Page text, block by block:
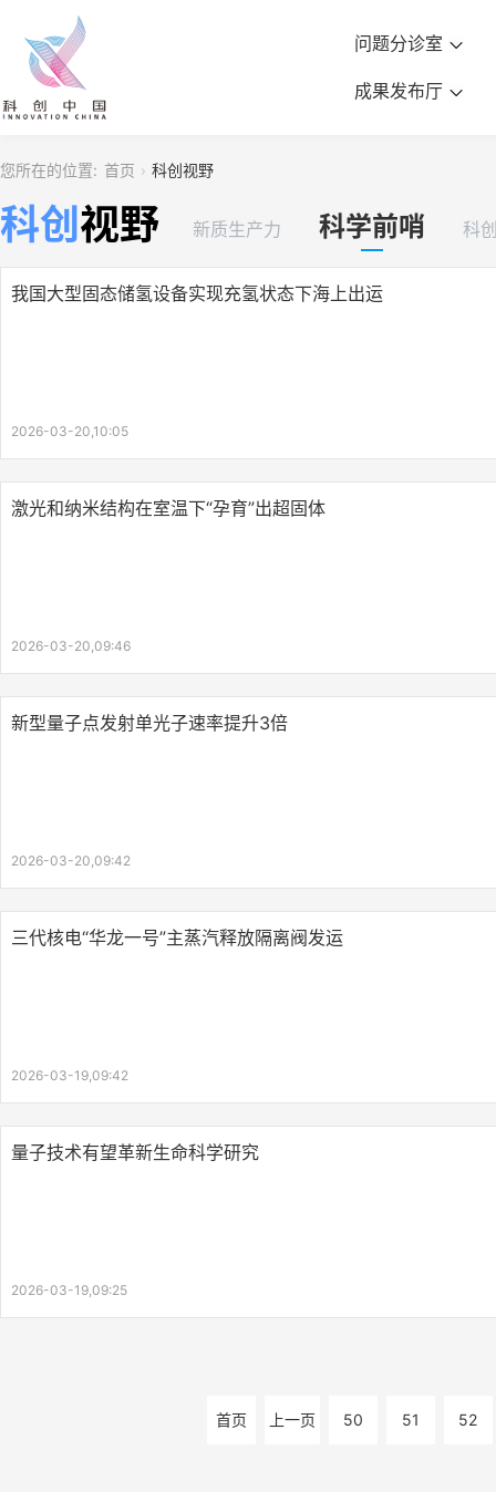
问题分诊室
成果发布厅
您所在的位置: 首页 科创视野
科创视野 新质生产力 科学前哨 科
我国大型固态储氢设备实现充氢状态下海上出运
2026-03-20,10:05
激光和纳米结构在室温下“孕育”出超固体
2026-03-20,09:46
新型量子点发射单光子速率提升3倍
2026-03-20,09:42
三代核电“华龙一号”主蒸汽释放隔离阀发运
2026-03-19,09:42
量子技术有望革新生命科学研究
2026-03-19,09:25
首页 上一页 50 51 52